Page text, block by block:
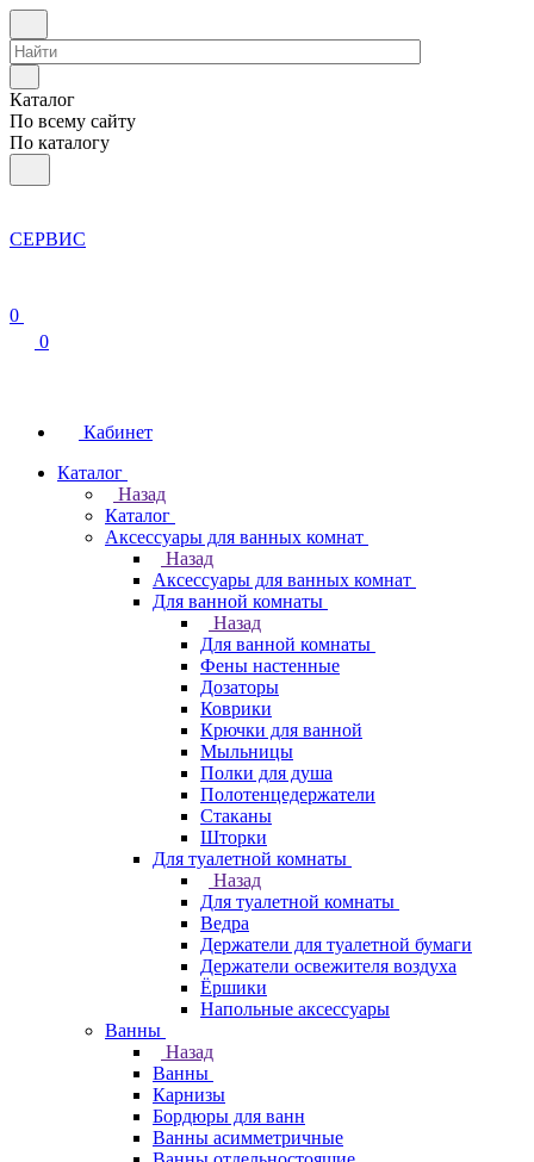
Каталог
По всему сайту
По каталогу
СЕРВИС
0
0
Кабинет
Каталог
Назад
Каталог
Аксессуары для ванных комнат
Назад
Аксессуары для ванных комнат
Для ванной комнаты
Назад
Для ванной комнаты
Фены настенные
Дозаторы
Коврики
Крючки для ванной
Мыльницы
Полки для душа
Полотенцедержатели
Стаканы
Шторки
Для туалетной комнаты
Назад
Для туалетной комнаты
Ведра
Держатели для туалетной бумаги
Держатели освежителя воздуха
Ёршики
Напольные аксессуары
Ванны
Назад
Ванны
Карнизы
Бордюры для ванн
Ванны асимметричные